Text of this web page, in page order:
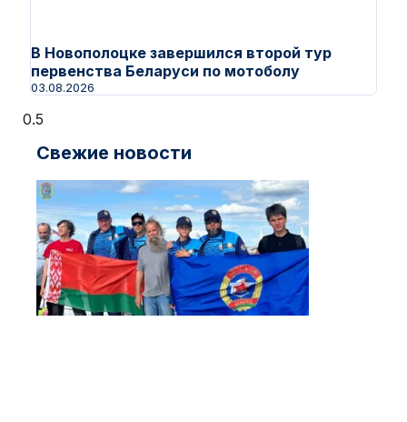
В Новополоцке завершился второй тур
первенства Беларуси по мотоболу
03.08.2026
Свежие новости